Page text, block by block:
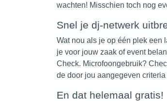
wachten! Misschien toch nog
Snel je dj-netwerk
Wat nou als je op één plek een
je voor jouw zaak of event
Check. Microfoongebruik?
de door jou aangegeven
En dat helemaal gratis!